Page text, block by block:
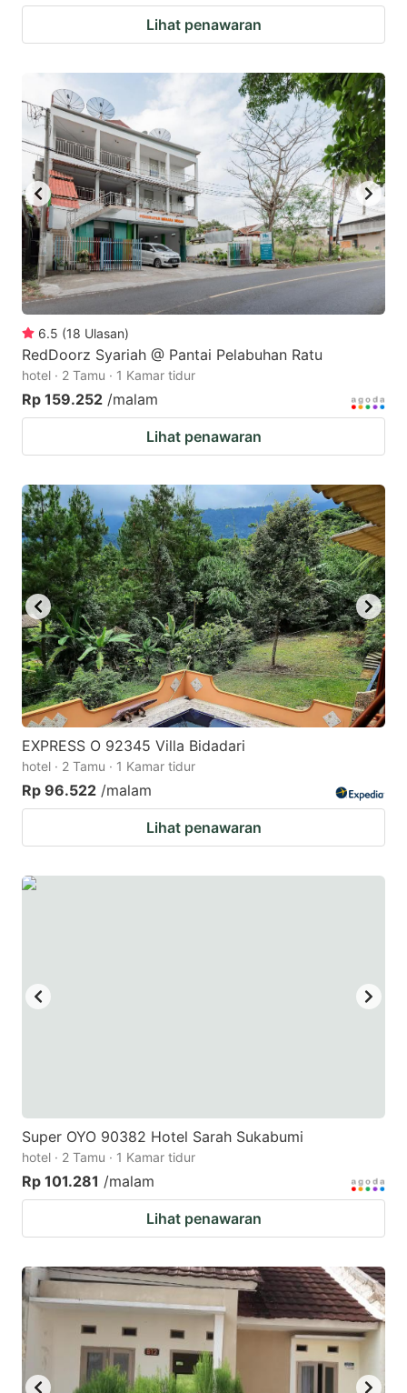
Lihat penawaran
6.5 (18 Ulasan)
RedDoorz Syariah @ Pantai Pelabuhan Ratu
hotel · 2 Tamu · 1 Kamar tidur
Rp 159.252 /malam
Lihat penawaran
EXPRESS O 92345 Villa Bidadari
hotel · 2 Tamu · 1 Kamar tidur
Rp 96.522 /malam
Lihat penawaran
Super OYO 90382 Hotel Sarah Sukabumi
hotel · 2 Tamu · 1 Kamar tidur
Rp 101.281 /malam
Lihat penawaran